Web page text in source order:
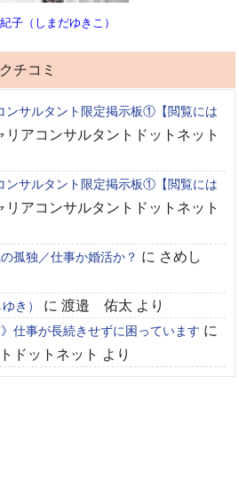
子（しまだゆきこ）
チコミ
ンサルタント限定掲示板①【閲覧には
リアコンサルタントドットネット
ンサルタント限定掲示板①【閲覧には
リアコンサルタントドットネット
孤独／仕事か婚活か？ に さめし
き） に渡邉 佑太 より
》仕事が長続きせずに困っています に
ドットネット より